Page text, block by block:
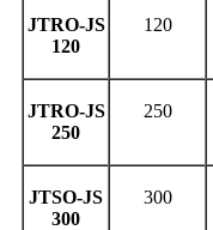
JTRO-JS
120
120
JTRO-JS
250
250
JTSO-JS
300
300